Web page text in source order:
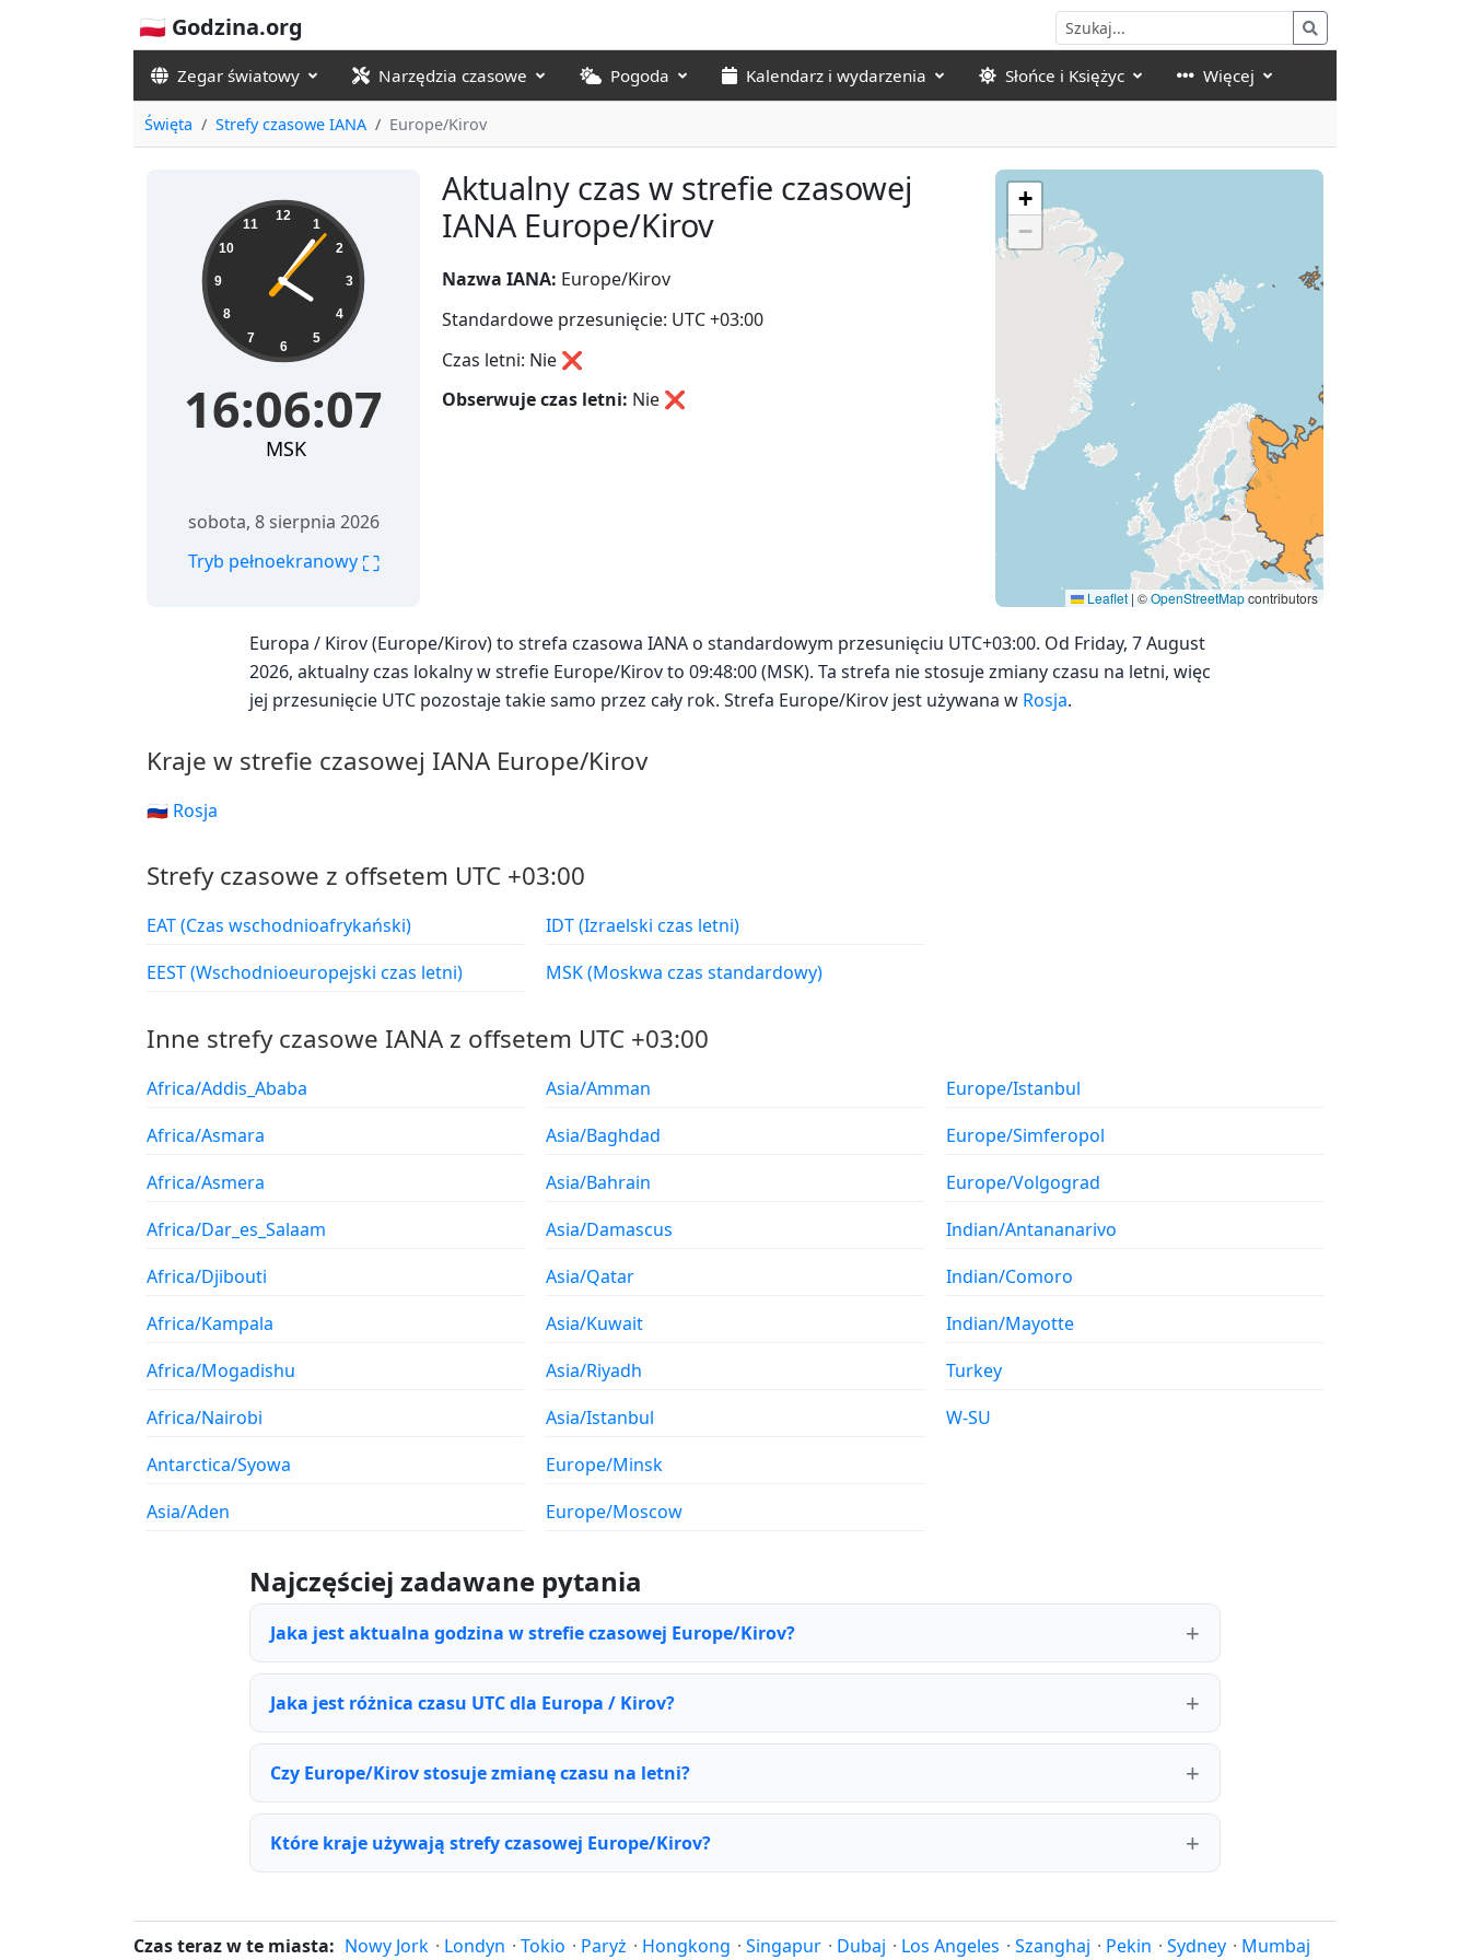
🇵🇱 Godzina.org
Zegar światowy Narzędzia czasowe Pogoda Kalendarz i wydarzenia Słońce i Księżyc Więcej
Święta Strefy czasowe IANA Europe/Kirov
Aktualny czas w strefie czasowej
IANA Europe/Kirov
16:06:07 12
1
2
3
4
5
6
7
8
9
10
11
16:06:07
MSK
sobota, 8 sierpnia 2026
Tryb pełnoekranowy ⛶
Nazwa IANA: Europe/Kirov
Standardowe przesunięcie: UTC +03:00
Czas letni: Nie ❌
Obserwuje czas letni: Nie ❌
+
−
Leaflet | ©OpenStreetMapcontributors
Europa / Kirov (Europe/Kirov) to strefa czasowa IANA o standardowym przesunięciu UTC+03:00. Od Friday, 7 August
2026, aktualny czas lokalny w strefie Europe/Kirov to 09:48:00 (MSK). Ta strefa nie stosuje zmiany czasu na letni, więc
jej przesunięcie UTC pozostaje takie samo przez cały rok. Strefa Europe/Kirov jest używana w Rosja.
Kraje w strefie czasowej IANA Europe/Kirov
🇷🇺 Rosja
Strefy czasowe z offsetem UTC +03:00
EAT (Czas wschodnioafrykański)
EEST (Wschodnioeuropejski czas letni)
IDT (Izraelski czas letni)
MSK (Moskwa czas standardowy)
Inne strefy czasowe IANA z offsetem UTC +03:00
Africa/Addis_Ababa
Africa/Asmara
Africa/Asmera
Africa/Dar_es_Salaam
Africa/Djibouti
Africa/Kampala
Africa/Mogadishu
Africa/Nairobi
Antarctica/Syowa
Asia/Aden
Asia/Amman
Asia/Baghdad
Asia/Bahrain
Asia/Damascus
Asia/Qatar
Asia/Kuwait
Asia/Riyadh
Asia/Istanbul
Europe/Minsk
Europe/Moscow
Europe/Istanbul
Europe/Simferopol
Europe/Volgograd
Indian/Antananarivo
Indian/Comoro
Indian/Mayotte
Turkey
W-SU
Najczęściej zadawane pytania
Jaka jest aktualna godzina w strefie czasowej Europe/Kirov?
Jaka jest różnica czasu UTC dla Europa / Kirov?
Czy Europe/Kirov stosuje zmianę czasu na letni?
Które kraje używają strefy czasowej Europe/Kirov?
Czas teraz w te miasta: Nowy Jork · Londyn · Tokio · Paryż · Hongkong · Singapur · Dubaj · Los Angeles · Szanghaj · Pekin · Sydney · Mumbaj